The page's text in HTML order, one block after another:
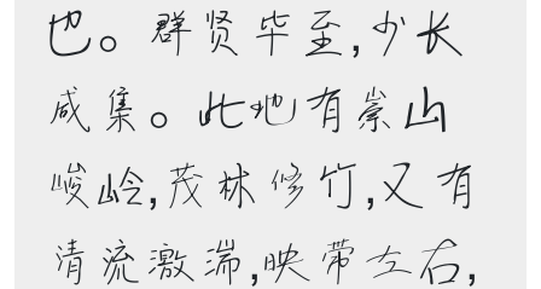
也。群贤毕至，少长
咸集。此地有崇山
峻岭，茂林修竹，又有
清流激湍，映带左右，